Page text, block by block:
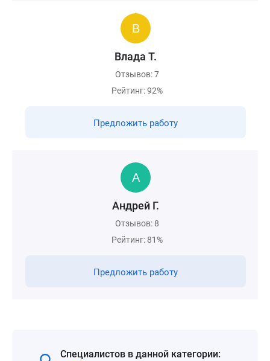
Влада Т.
Отзывов: 7
Рейтинг: 92%
Предложить работу
Андрей Г.
Отзывов: 8
Рейтинг: 81%
Предложить работу
Специалистов в данной категории: